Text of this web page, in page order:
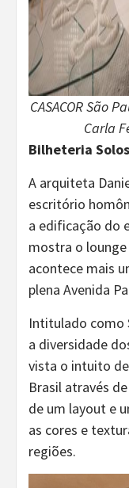
CASACOR São
Carla
Bilheteria
A arquiteta
escritório
a edificação do
mostra o
acontece mais
plena Avenida
Intitulado como
a diversidade
vista o intuito
Brasil através
de um layout e
as cores e
regiões.